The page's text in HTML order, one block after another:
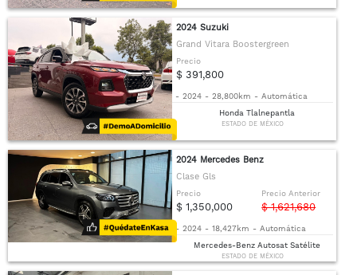
2024 Suzuki
Grand Vitara Boostergreen
Precio
$ 391,800
- 2024 - 28,800km - Automática
Honda Tlalnepantla
ESTADO DE MÉXICO
2024 Mercedes Benz
Clase Gls
Precio
$ 1,350,000
Precio Anterior
$ 1,621,680
- 2024 - 18,427km - Automática
Mercedes-Benz Autosat Satélite
ESTADO DE MÉXICO